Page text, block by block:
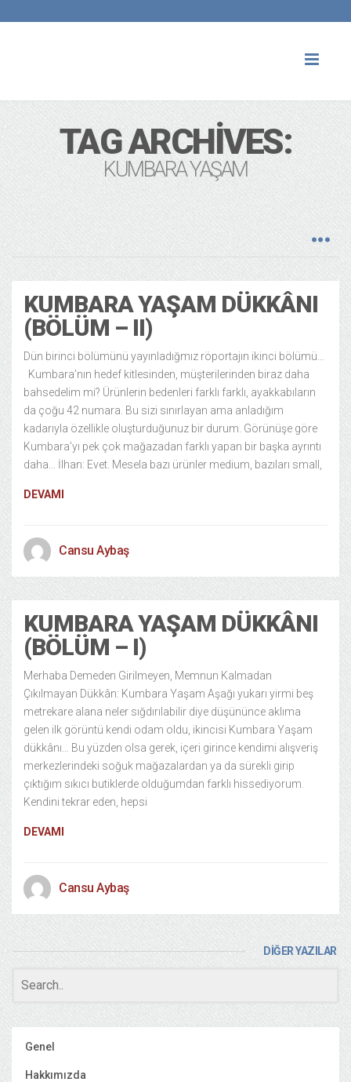
TAG ARCHIVES:
KUMBARA YAŞAM
KUMBARA YAŞAM DÜKKÂNI
(BÖLÜM – II)
Dün birinci bölümünü yayınladığmız röportajın ikinci bölümü…
Kumbara’nın hedef kitlesinden, müşterilerinden biraz daha
bahsedelim mi? Ürünlerin bedenleri farklı farklı, ayakkabıların
da çoğu 42 numara. Bu sizi sınırlayan ama anladığım
kadarıyla özellikle oluşturduğunuz bir durum. Görünüşe göre
Kumbara’yı pek çok mağazadan farklı yapan bir başka ayrıntı
daha… İlhan: Evet. Mesela bazı ürünler medium, bazıları small,
DEVAMI
Cansu Aybaş
KUMBARA YAŞAM DÜKKÂNI
(BÖLÜM – I)
Merhaba Demeden Girilmeyen, Memnun Kalmadan
Çıkılmayan Dükkân: Kumbara Yaşam Aşağı yukarı yirmi beş
metrekare alana neler sığdırılabilir diye düşününce aklıma
gelen ilk görüntü kendi odam oldu, ikincisi Kumbara Yaşam
dükkânı… Bu yüzden olsa gerek, içeri girince kendimi alışveriş
merkezlerindeki soğuk mağazalardan ya da sürekli girip
çıktığım sıkıcı butiklerde olduğumdan farklı hissediyorum.
Kendini tekrar eden, hepsi
DEVAMI
Cansu Aybaş
DİĞER YAZILAR
Genel
Hakkımızda